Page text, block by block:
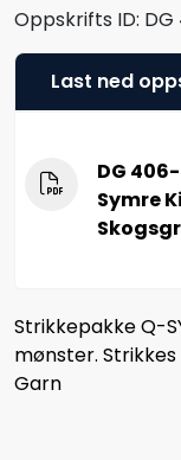
Oppskrifts ID:
Last ned
DG
Symre
Strikkepakke Q-
mønster.
Garn